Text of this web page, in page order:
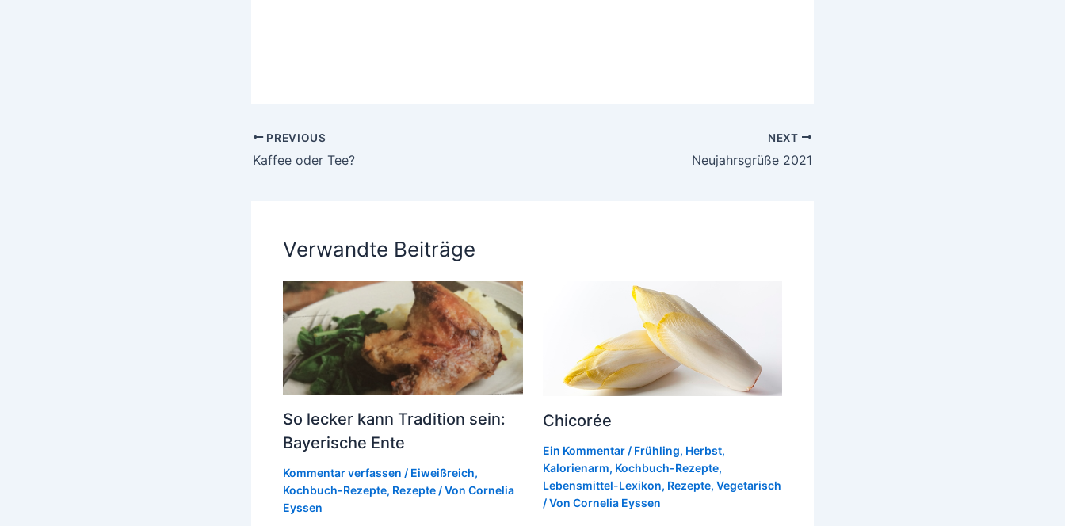
PREVIOUS
Kaffee oder Tee?
NEXT
Neujahrsgrüße 2021
Verwandte Beiträge
So lecker kann Tradition sein:
Bayerische Ente
Kommentar verfassen / Eiweißreich,
Kochbuch-Rezepte, Rezepte / Von Cornelia
Eyssen
Chicorée
Ein Kommentar / Frühling, Herbst,
Kalorienarm, Kochbuch-Rezepte,
Lebensmittel-Lexikon, Rezepte, Vegetarisch
/ Von Cornelia Eyssen